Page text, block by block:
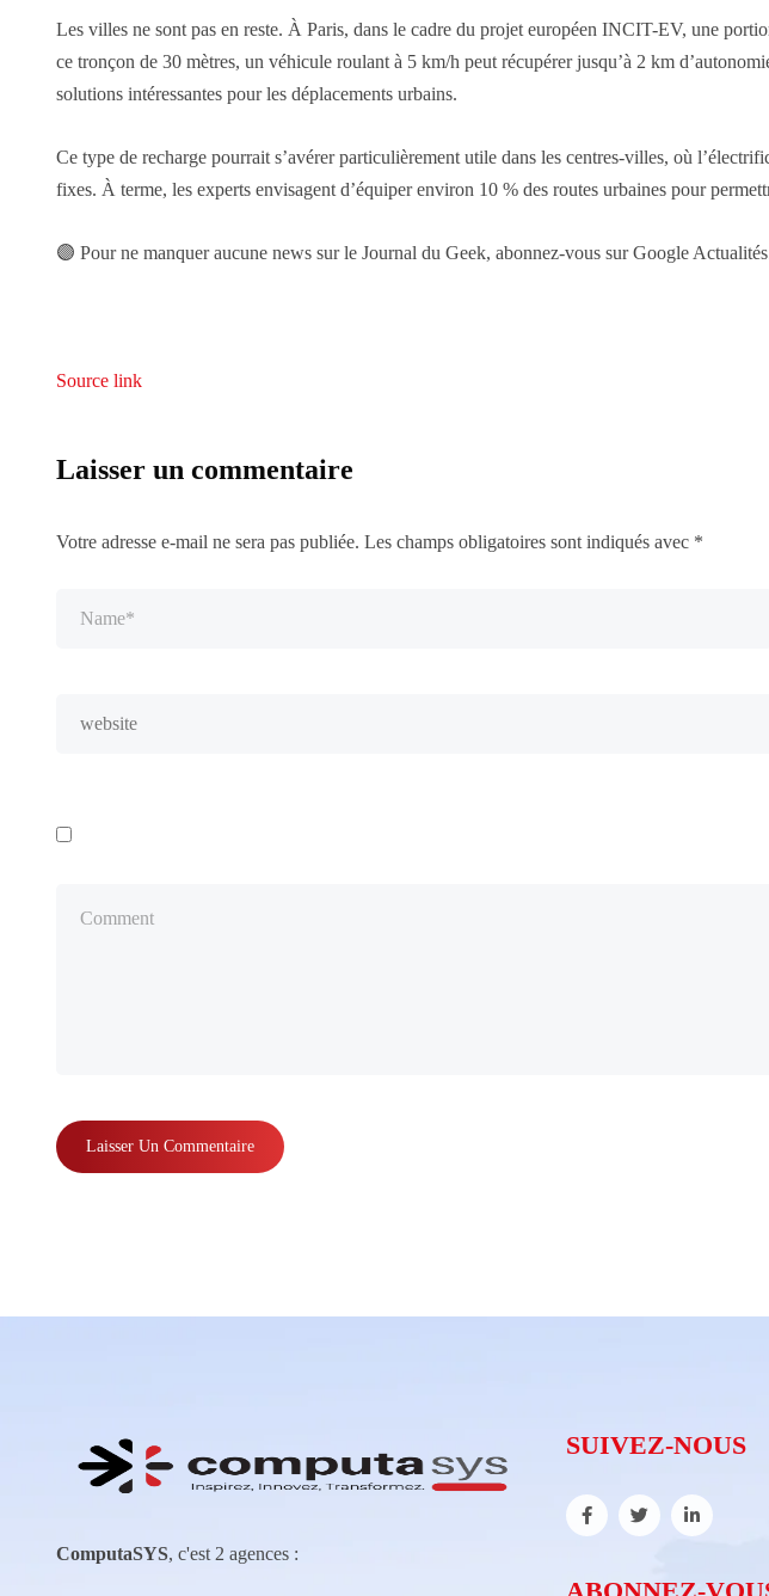
Les villes ne sont pas en reste. À Paris, dans le cadre du projet européen INCIT-EV, une
ce tronçon de 30 mètres, un véhicule roulant à 5 km/h peut récupérer jusqu’à 2 km
solutions intéressantes pour les déplacements urbains.
Ce type de recharge pourrait s’avérer particulièrement utile dans les centres-villes, où
fixes. À terme, les experts envisagent d’équiper environ 10 % des routes urbaines pour
🟣 Pour ne manquer aucune news sur le Journal du Geek, abonnez-vous sur Google
Source link
Laisser un commentaire
Votre adresse e-mail ne sera pas publiée. Les champs obligatoires sont indiqués avec *
ComputaSYS, c'est 2 agences :
SUIVEZ-NOUS